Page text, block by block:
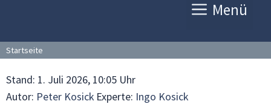
Menü
Startseite
Stand: 1. Juli 2026, 10:05 Uhr
Autor: Peter Kosick Experte: Ingo Kosick